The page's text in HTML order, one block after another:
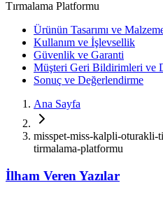
Tırmalama Platformu
Ürünün Tasarımı ve
Kullanım ve İşlevsellik
Güvenlik ve Garanti
Müşteri Geri Bildirimleri ve
Sonuç ve Değerlendirme
Ana Sayfa
misspet-miss-kalpli-
tirmalama-platformu
İlham Veren Yazılar